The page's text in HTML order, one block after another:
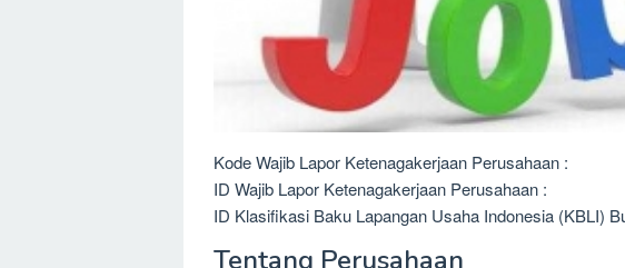
Kode Wajib Lapor Ketenagakerjaan Perusahaan :
ID Wajib Lapor Ketenagakerjaan Perusahaan :
ID Klasifikasi Baku Lapangan Usaha Indonesia (KBLI)
Tentang Perusahaan